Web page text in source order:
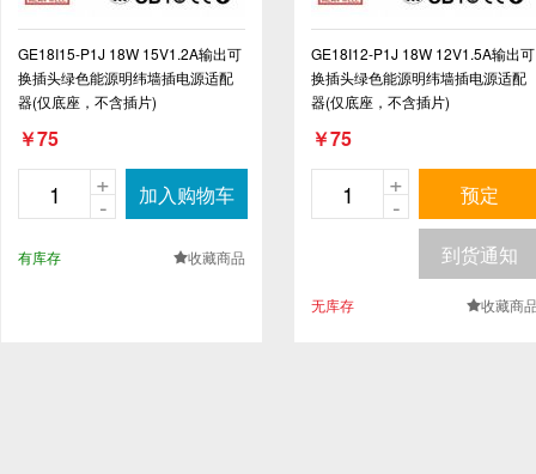
GE18I15-P1J 18W 15V1.2A输出可
换插头绿色能源明纬墙插电源适配
器(仅底座，不含插片)
￥75
-
+ 加入购物车
有库存 .收藏商品
GE18I12-P1J 18W 12V1.5A输出可
换插头绿色能源明纬墙插电源适配
器(仅底座，不含插片)
￥75
-
+ 预定
到货通知
无库存 .收藏商